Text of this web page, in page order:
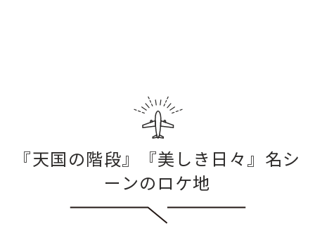
『天国の階段』『美しき日々』名シ
ーンのロケ地